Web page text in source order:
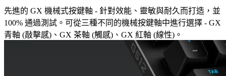
先進的 GX 機械式按鍵軸 - 針對效能、靈敏與耐久而打造，並
100% 通過測試。可從三種不同的機械按鍵軸中進行選擇 - GX
青軸 (敲擊感)、GX 茶軸 (觸感)、GX 紅軸 (線性)。